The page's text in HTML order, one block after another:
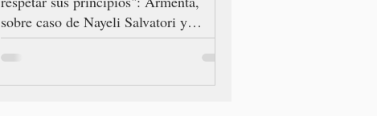
sobre caso de Nayeli Salvatori y
Graciela Palomares